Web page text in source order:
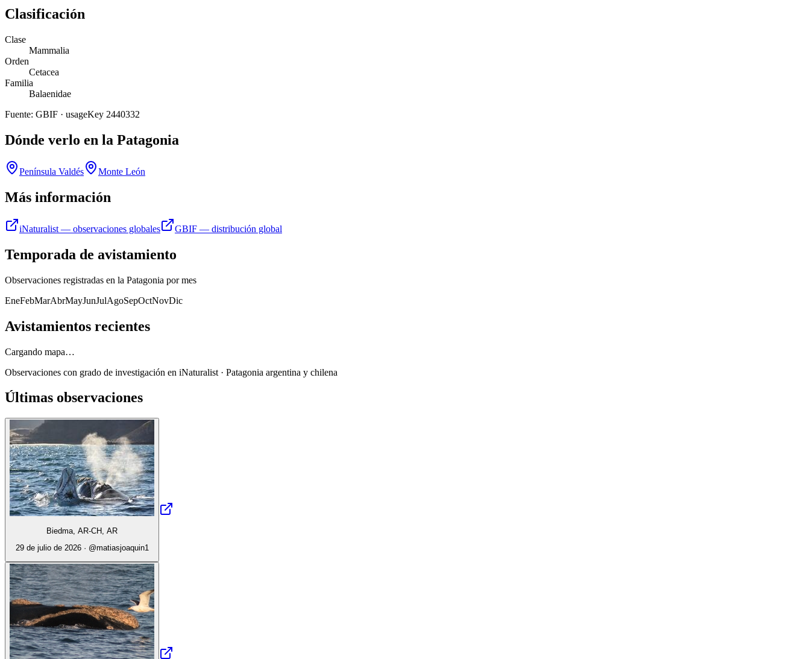
Clasificación
Clase
Mammalia
Orden
Cetacea
Familia
Balaenidae
Fuente: GBIF · usageKey 2440332
Dónde verlo en la Patagonia
Península Valdés Monte León
Más información
iNaturalist — observaciones globales GBIF — distribución global
Temporada de avistamiento
Observaciones registradas en la Patagonia por mes
EneFebMarAbrMayJunJulAgoSepOctNovDic
Avistamientos recientes
Cargando mapa…
Observaciones con grado de investigación en iNaturalist · Patagonia argentina y chilena
Últimas observaciones
Biedma, AR-CH, AR
29 de julio de 2026· @matiasjoaquin1